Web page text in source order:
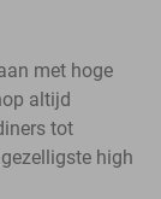
met hoge
altijd
tot
high